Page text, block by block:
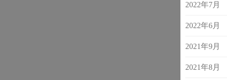
2022年7月
2022年6月
2021年9月
2021年8月